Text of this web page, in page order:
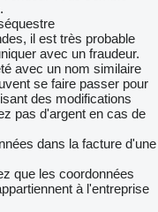
il est très probable
avec un fraudeur.
avec un nom similaire
se faire passer pour
des modifications
pas d'argent en cas de
dans la facture d'une
que les coordonnées
à l'entreprise